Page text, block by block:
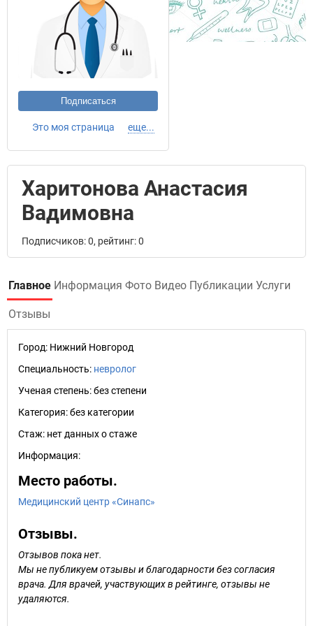
Подписаться
Это моя страница еще...
Харитонова Анастасия
Вадимовна
Подписчиков: 0, рейтинг: 0
Главное Информация Фото Видео Публикации Услуги
Отзывы
Город: Нижний Новгород
Специальность: невролог
Ученая степень:без степени
Категория:без категории
Стаж: нет данных о стаже
Информация:
Место работы.
Медицинский центр «Синапс»
Отзывы.
Отзывов пока нет.
Мы не публикуем отзывы и благодарности без согласия
врача. Для врачей, участвующих в рейтинге, отзывы не
удаляются.